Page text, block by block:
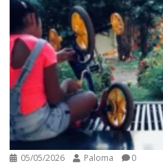
05/05/2026 Paloma 0